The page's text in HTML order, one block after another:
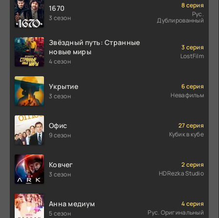
1670
3 сезон
8 серия
Рус.
Дублированный
Звёздный путь: Странные
новые миры
4 сезон
3 серия
LostFilm
Укрытие
3 сезон
6 серия
Невафильм
Офис
9 сезон
27 серия
Кубик в кубе
Ковчег
3 сезон
2 серия
HDRezka Studio
Анна медиум
5 сезон
4 серия
Рус. Оригинальный